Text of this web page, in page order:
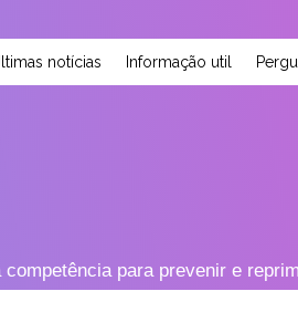
notícias Informação util
competência para prevenir e